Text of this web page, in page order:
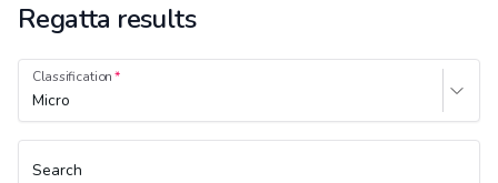
Regatta results
Classification
Micro
Search